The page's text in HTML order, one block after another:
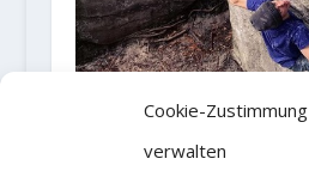
Cookie-Zustimmung
verwalten